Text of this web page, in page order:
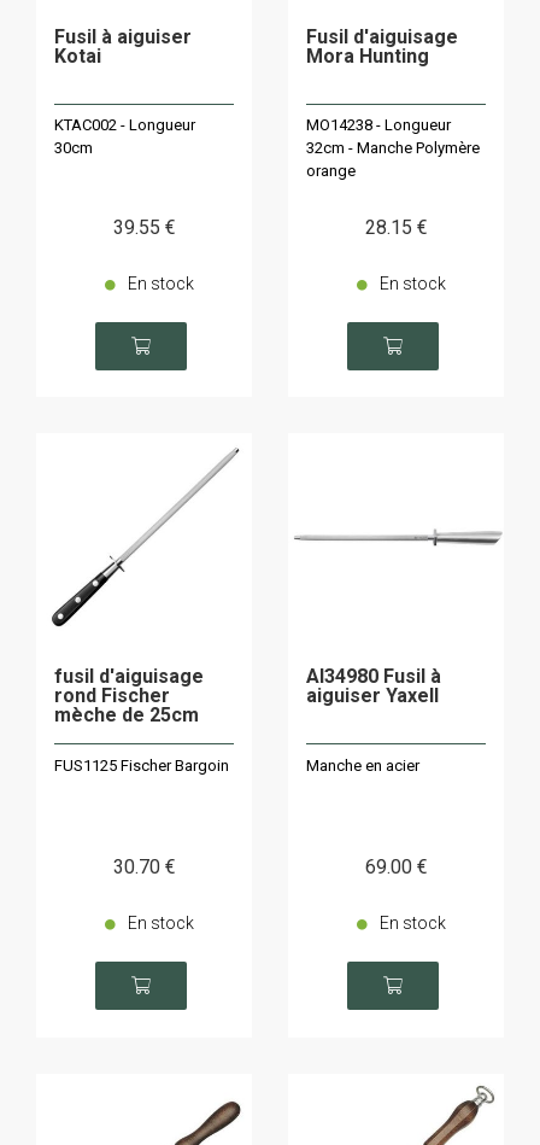
Fusil à aiguiser
Kotai
KTAC002 - Longueur
30cm
39.55 €
En stock
Fusil d'aiguisage
Mora Hunting
MO14238 - Longueur
32cm - Manche Polymère
orange
28.15 €
En stock
fusil d'aiguisage
rond Fischer
mèche de 25cm
FUS1125 Fischer Bargoin
30.70 €
En stock
AI34980 Fusil à
aiguiser Yaxell
Manche en acier
69.00 €
En stock